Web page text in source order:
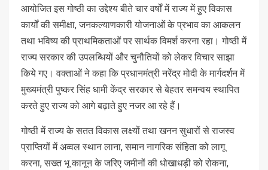
आयोजित इस गोष्ठी का उद्देश्य बीते चार वर्षों में राज्य में हुए विकास
कार्यों की समीक्षा, जनकल्याणकारी योजनाओं के प्रभाव का आकलन
तथा भविष्य की प्राथमिकताओं पर सार्थक विमर्श करना रहा। गोष्ठी में
राज्य सरकार की उपलब्धियों और चुनौतियों को लेकर विचार साझा
किये गए। वक्ताओं ने कहा कि प्रधानमंत्री नरेंद्र मोदी के मार्गदर्शन में
मुख्यमंत्री पुष्कर सिंह धामी केंद्र सरकार से बेहतर समन्वय स्थापित
करते हुए राज्य को आगे बढ़ाते हुए नजर आ रहे हैं।
गोष्ठी में राज्य के सतत विकास लक्ष्यों तथा खनन सुधारों से राजस्व
प्राप्तियों में अव्वल स्थान लाना, समान नागरिक संहिता को लागू
करना, सख्त भू कानून के जरिए जमीनों की धोखाधड़ी को रोकना,